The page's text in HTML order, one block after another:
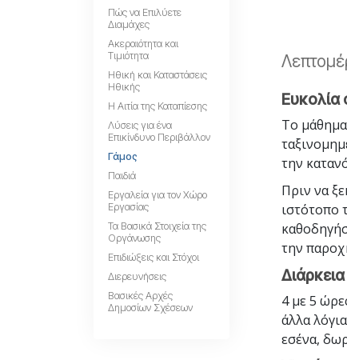
Ευκολία
Το μάθημα
την
Πριν να
ιστότοπο
την
4 με 5
άλλα
εσένα,
Πώς να Επιλύετε
Διαμάχες
Ακεραιότητα και
Τιμιότητα
Ηθική και Καταστάσεις
Ηθικής
Η Αιτία της Καταπίεσης
Λύσεις για ένα
Επικίνδυνο Περιβάλλον
Γάμος
Παιδιά
Εργαλεία για τον Χώρο
Εργασίας
Τα Βασικά Στοιχεία της
Οργάνωσης
Επιδιώξεις και Στόχοι
Διερευνήσεις
Βασικές Αρχές
Δημοσίων Σχέσεων